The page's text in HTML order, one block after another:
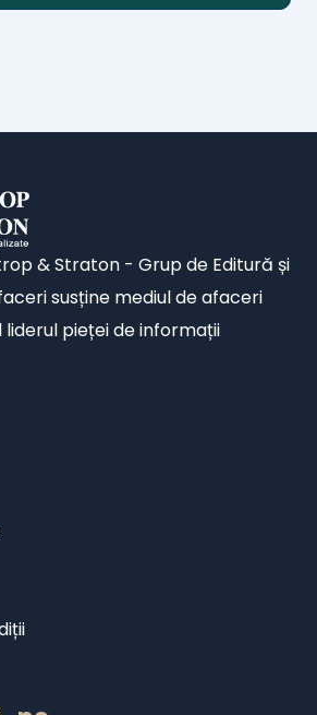
& Straton - Grup de Editură și
susține mediul de afaceri
liderul pieței de informații